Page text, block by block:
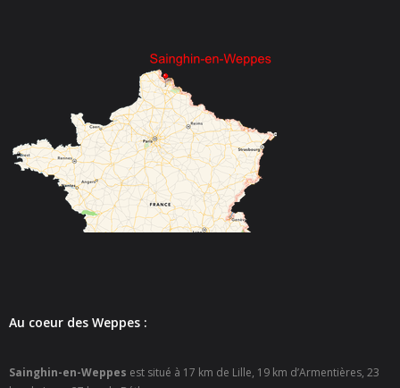
Au coeur des Weppes :
Sainghin-en-Weppes est situé à 17 km de Lille, 19 km d’Armentières, 23